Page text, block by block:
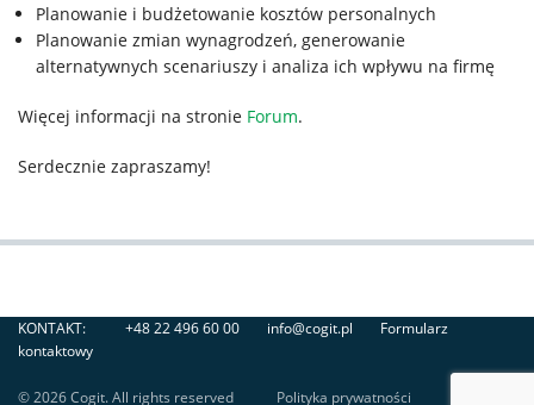
Planowanie i budżetowanie kosztów personalnych
Planowanie zmian wynagrodzeń, generowanie
alternatywnych scenariuszy i analiza ich wpływu na firmę
Więcej informacji na stronie Forum.
Serdecznie zapraszamy!
KONTAKT: +48 22 496 60 00 info@cogit.pl
Formularz
kontaktowy
© 2026 Cogit. All rights reserved Polityka prywatności